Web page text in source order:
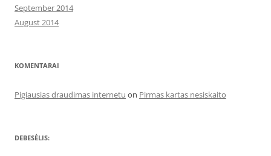
September 2014
August 2014
KOMENTARAI
Pigiausias draudimas internetu on Pirmas kartas nesiskaito
DEBESĖLIS: